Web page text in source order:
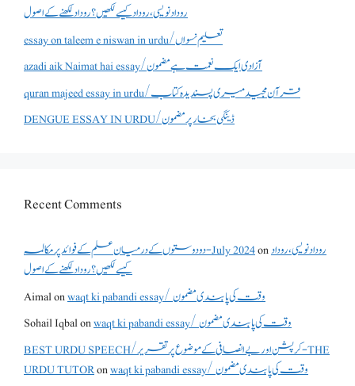
روداد نویسی ،روداد کیسے لکھیں؟ روداد لکھنے کے اصول
essay on taleem e niswan in urdu/تعلیم نسواں
azadi aik Naimat hai essay/آزادی ایک نعمت ہے مضمون
quran majeed essay in urdu/قرآن مجید میری پسندیدہ کتاب
DENGUE ESSAY IN URDU/ڈینگی بخار پر مضمون
Recent Comments
دو دوستوں کے درمیان علم کے فوائد پر مکالمہ - July 2024onروداد نویسی ،روداد
کیسے لکھیں؟ روداد لکھنے کے اصول
Aimalon
waqt ki pabandi essay/ وقت کی پابندی مضمون
Sohail Iqbalon
waqt ki pabandi essay/ وقت کی پابندی مضمون
BEST URDU SPEECH/کرپشن اور بے انصافی کے موضوع پر تقریر - THE
URDU TUTORon
waqt ki pabandi essay/ وقت کی پابندی مضمون